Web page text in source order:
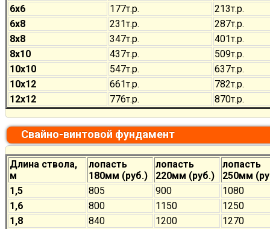
6х6
177т.р. 213т.р.
6х8
231т.р. 287т.р.
8х8
347т.р. 401т.р.
8х10
437т.р. 509т.р.
10х10
547т.р. 637т.р.
10х12
661т.р. 782т.р.
12х12
776т.р. 870т.р.
Свайно-винтовой фундамент
Длина ствола,
м
лопасть
180мм (руб.)
лопасть
220мм (руб.)
лопасть
250мм
1,5
805 900
1080
1,6
800 1150
1250
1,8
840 1200
1270